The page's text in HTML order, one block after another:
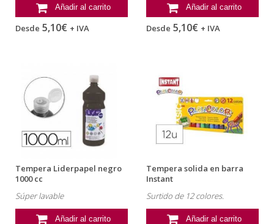
Añadir al carrito
Desde 5,10€ + IVA
Añadir al carrito
Desde 5,10€ + IVA
Tempera Liderpapel negro
1000 cc
Súper lavable
Añadir al carrito
Tempera solida en barra
Instant
Surtido de 12 colores.
Añadir al carrito